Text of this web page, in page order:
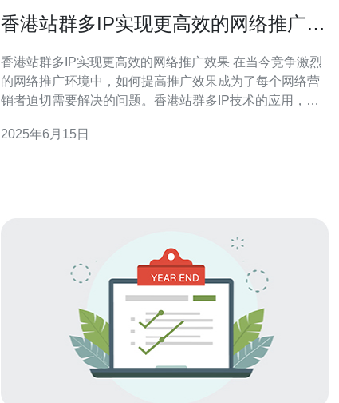
香港站群多IP实现更高效的网络推广效
香港站群多IP实现更高效的网络推广效果 在当今竞争激烈
的网络推广环境中，如何提高推广效果成为了每个网络营
销者迫切需要解决的问题。香港站群多IP技术的应用，为
指通过同时使用多个IP地址来进行网络推广活动，以增加
2025年6月15日